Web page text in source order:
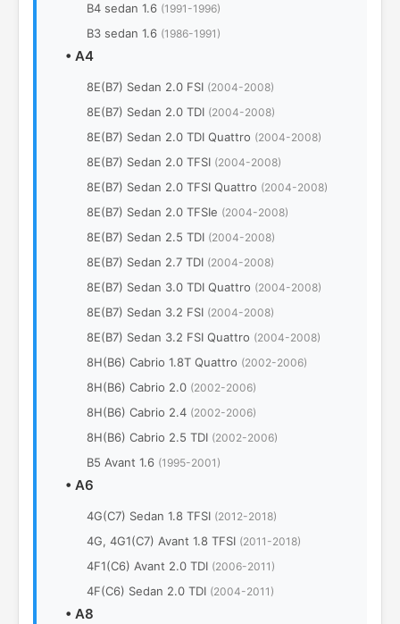
B4 sedan 1.6 (1991-1996)
B3 sedan 1.6 (1986-1991)
• A4
8E(B7) Sedan 2.0 FSI (2004-2008)
8E(B7) Sedan 2.0 TDI (2004-2008)
8E(B7) Sedan 2.0 TDI Quattro (2004-2008)
8E(B7) Sedan 2.0 TFSI (2004-2008)
8E(B7) Sedan 2.0 TFSI Quattro (2004-2008)
8E(B7) Sedan 2.0 TFSIe (2004-2008)
8E(B7) Sedan 2.5 TDI (2004-2008)
8E(B7) Sedan 2.7 TDI (2004-2008)
8E(B7) Sedan 3.0 TDI Quattro (2004-2008)
8E(B7) Sedan 3.2 FSI (2004-2008)
8E(B7) Sedan 3.2 FSI Quattro (2004-2008)
8H(B6) Cabrio 1.8T Quattro (2002-2006)
8H(B6) Cabrio 2.0 (2002-2006)
8H(B6) Cabrio 2.4 (2002-2006)
8H(B6) Cabrio 2.5 TDI (2002-2006)
B5 Avant 1.6 (1995-2001)
• A6
4G(C7) Sedan 1.8 TFSI (2012-2018)
4G, 4G1(C7) Avant 1.8 TFSI (2011-2018)
4F1(C6) Avant 2.0 TDI (2006-2011)
4F(C6) Sedan 2.0 TDI (2004-2011)
• A8